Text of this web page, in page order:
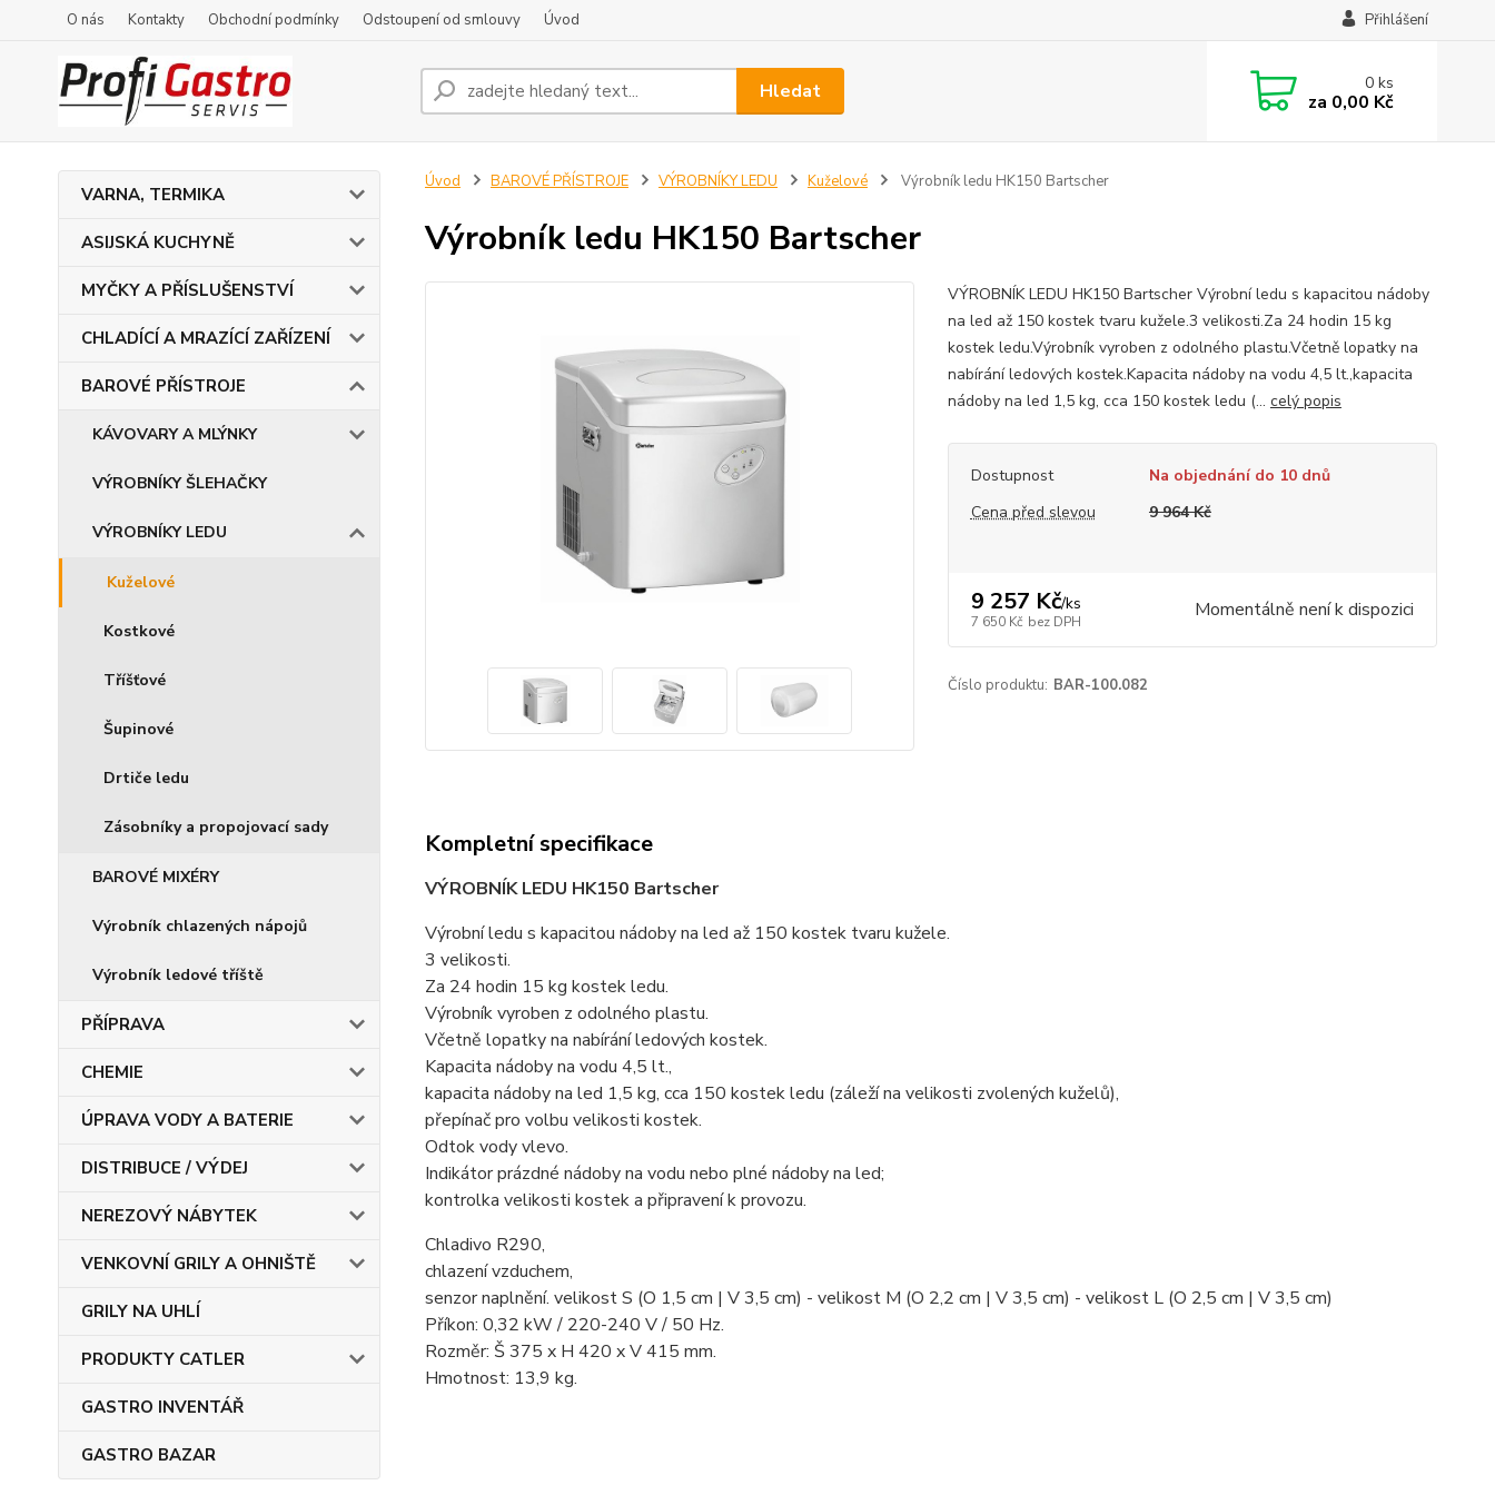
O nás Kontakty Obchodní podmínky Odstoupení od smlouvy Úvod Přihlášení
Hledat 0ks
za 0,00 Kč
VARNA, TERMIKA
ASIJSKÁ KUCHYNĚ
MYČKY A PŘÍSLUŠENSTVÍ
CHLADÍCÍ A MRAZÍCÍ ZAŘÍZENÍ
BAROVÉ PŘÍSTROJE
KÁVOVARY A MLÝNKY
VÝROBNÍKY ŠLEHAČKY
VÝROBNÍKY LEDU
Kuželové
Kostkové
Tříšťové
Šupinové
Drtiče ledu
Zásobníky a propojovací sady
BAROVÉ MIXÉRY
Výrobník chlazených nápojů
Výrobník ledové tříště
PŘÍPRAVA
CHEMIE
ÚPRAVA VODY A BATERIE
DISTRIBUCE / VÝDEJ
NEREZOVÝ NÁBYTEK
VENKOVNÍ GRILY A OHNIŠTĚ
GRILY NA UHLÍ
PRODUKTY CATLER
GASTRO INVENTÁŘ
GASTRO BAZAR
Úvod BAROVÉ PŘÍSTROJE VÝROBNÍKY LEDU Kuželové Výrobník ledu HK150 Bartscher
Výrobník ledu HK150 Bartscher
VÝROBNÍK LEDU HK150 Bartscher Výrobní ledu s kapacitou nádoby
na led až 150 kostek tvaru kužele.3 velikosti.Za 24 hodin 15 kg
kostek ledu.Výrobník vyroben z odolného plastu.Včetně lopatky na
nabírání ledových kostek.Kapacita nádoby na vodu 4,5 lt.,kapacita
nádoby na led 1,5 kg, cca 150 kostek ledu (... celý popis
Dostupnost
Na objednání do 10 dnů
Cena před slevou
9 964 Kč
9 257 Kč/ks
7 650 Kč bez DPH Momentálně není k dispozici
Číslo produktu: BAR-100.082
Kompletní specifikace
VÝROBNÍK LEDU HK150 Bartscher
Výrobní ledu s kapacitou nádoby na led až 150 kostek tvaru kužele.
3 velikosti.
Za 24 hodin 15 kg kostek ledu.
Výrobník vyroben z odolného plastu.
Včetně lopatky na nabírání ledových kostek.
Kapacita nádoby na vodu 4,5 lt.,
kapacita nádoby na led 1,5 kg, cca 150 kostek ledu (záleží na velikosti zvolených kuželů),
přepínač pro volbu velikosti kostek.
Odtok vody vlevo.
Indikátor prázdné nádoby na vodu nebo plné nádoby na led;
kontrolka velikosti kostek a připravení k provozu.
Chladivo R290,
chlazení vzduchem,
senzor naplnění. velikost S (O 1,5 cm | V 3,5 cm) - velikost M (O 2,2 cm | V 3,5 cm) - velikost L (O 2,5 cm | V 3,5 cm)
Příkon: 0,32 kW / 220-240 V / 50 Hz.
Rozměr: Š 375 x H 420 x V 415 mm.
Hmotnost: 13,9 kg.